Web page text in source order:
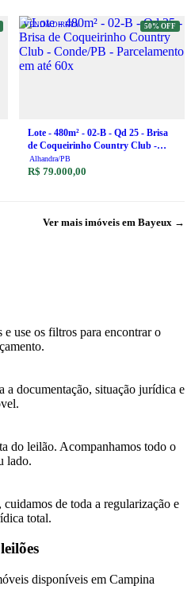
VENDA DIRETA 50% OFF
Lote - 480m² - 02-B - Qd 25 - Brisa
de Coqueirinho Country Club -
Conde/PB - Parcelamento em até
60x
Alhandra/PB
R$ 79.000,00
Ver mais imóveis em Bayeux →
use os filtros para encontrar o
a documentação, situação jurídica e
do leilão. Acompanhamos todo o
lado.
de toda a regularização e
total.
disponíveis em Campina